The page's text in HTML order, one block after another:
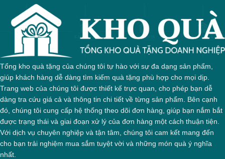
Tổng kho quà tặng của chúng tôi tự hào với sự đa dạng sản phẩm,
giúp khách hàng dễ dàng tìm kiếm quà tặng phù hợp cho mọi dịp.
Trang web của chúng tôi được thiết kế trực quan, cho phép bạn dễ
dàng tra cứu giá cả và thông tin chi tiết về từng sản phẩm. Bên cạnh
đó, chúng tôi cung cấp hệ thống theo dõi đơn hàng, giúp bạn nắm bắt
được trạng thái và giai đoạn xử lý của đơn hàng một cách thuận tiện.
Với dịch vụ chuyên nghiệp và tận tâm, chúng tôi cam kết mang đến
cho bạn trải nghiệm mua sắm tuyệt vời và những món quà ý nghĩa
nhất.